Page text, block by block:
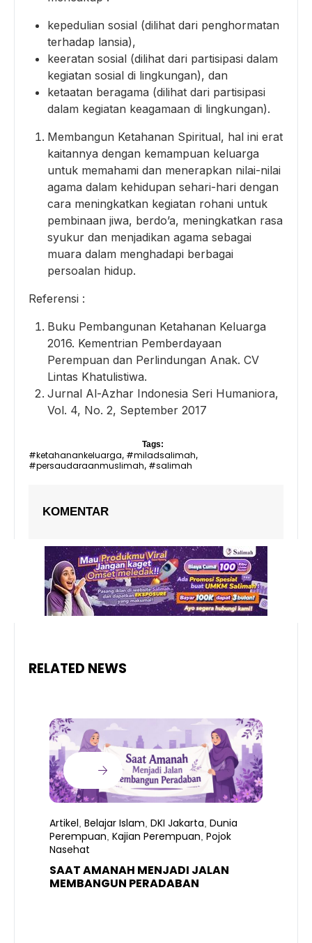
kepedulian sosial (dilihat dari penghormatan
terhadap lansia),
keeratan sosial (dilihat dari partisipasi dalam
kegiatan sosial di lingkungan), dan
ketaatan beragama (dilihat dari partisipasi
dalam kegiatan keagamaan di lingkungan).
Membangun Ketahanan Spiritual, hal ini erat
kaitannya dengan kemampuan keluarga
untuk memahami dan menerapkan nilai-nilai
agama dalam kehidupan sehari-hari dengan
cara meningkatkan kegiatan rohani untuk
pembinaan jiwa, berdo’a, meningkatkan rasa
syukur dan menjadikan agama sebagai
muara dalam menghadapi berbagai
persoalan hidup.
Referensi :
Buku Pembangunan Ketahanan Keluarga
2016. Kementrian Pemberdayaan
Perempuan dan Perlindungan Anak. CV
Lintas Khatulistiwa.
Jurnal Al-Azhar Indonesia Seri Humaniora,
Vol. 4, No. 2, September 2017
Tags:
#ketahanankeluarga, #miladsalimah,
#persaudaraanmuslimah, #salimah
KOMENTAR
RELATED NEWS
Artikel, Belajar Islam, DKI Jakarta, Dunia
Perempuan, Kajian Perempuan, Pojok
Nasehat
SAAT AMANAH MENJADI JALAN
MEMBANGUN PERADABAN